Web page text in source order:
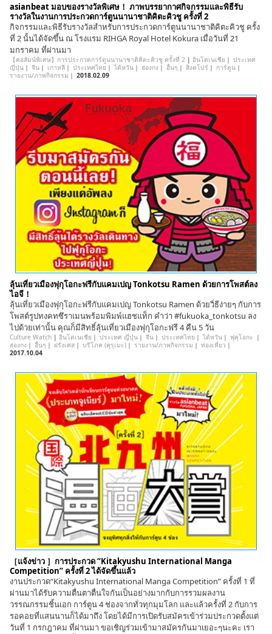
asianbeat มอบของรางวัลพิเศษ！ ภาพบรรยากาศกิจกรรมและพิธีรับ
รางวัลในงานการประกวดการ์ตูนนานาชาติคิตะคิวชู ครั้งที่ 2
กิจกรรมและพิธีรับรางวัลสำหรับการประกวดการ์ตูนนานาชาติคิตะคิวชู ครั้ง
ที่ 2 นั้นได้จัดขึ้น ณ โรงแรม RIHGA Royal Hotel Kokura เมื่อวันที่ 21
มกราคม ที่ผ่านมา
【คอลัมน์พิเศษ】การประกวดการ์ตูนนานาชาติคิตะคิวชู ครั้งที่ 2| อินโดเนเชีย ｜ ประเทศ
ญี่ปุ่น｜ จีน｜ เกาหลี｜ ประเทศไทย ｜ไต้หวัน｜ ฮ่องกง｜ อื่นๆ ｜ สิงคโปร์｜ การ์ตูน｜
รายงาน/ภาพกิจกรรม ｜ 2018.02.09
ลุ้นเที่ยวเมืองฟุกุโอกะฟรีกับแคมเปญ Tonkotsu Ramen ด้วยการโพสต์ลง
ไอจี！
ลุ้นเที่ยวเมืองฟุกุโอกะฟรีกับแคมเปญ Tonkotsu Ramen ด้วยวิํธีง่ายๆ กับการ
โพสต์รูปทงคทซึราเมนพร้อมพิมพ์แฮชแท็ก คำว่า #fukuoka_tonkotsu ลง
ไปด้วยเท่านั้น คุณก็มีสิทธิ์ลุ้นเที่ยวเมืองฟุกุโอกะฟรี 4 คืน 5 วัน
Culture Watch| อินโดเนเชีย ｜ ประเทศ ญี่ปุ่น｜ จีน｜ ประเทศไทย ｜ไต้หวัน｜ ฟุคุโอกะ ｜
ฮ่องกง｜ อื่นๆ ｜ ฝรั่งเศส｜ บริโภค (คุรุเมะ)｜ รายงาน/ภาพกิจกรรม ｜ ท่องเที่ยว ｜
2017.10.04
［แจ้งข่าว ］การประกวด “Kitakyushu International Manga
Competition” ครั้งที่ 2 ได้จัดขึ้นแล้ว
งานประกวด“Kitakyushu International Manga Competition” ครั้งที่ 1 ที่
ผ่านมาได้รับความตื่นตาตื่นใจกันเป็นอย่างมากกับการรวมผลงาน
วรรณกรรมชิ้นเอก การ์ตูน 4 ช่องจากทั่วทุกมุมโลก และแล้วครั้งที่ 2 กับการ
รอคอยที่แสนนานก็ได้มาถึง โดยได้มีการเปิดรับสมัครเข้าร่วมประกวดตั้งแต่
วันที่ 1 กรกฎาคม ที่ผ่านมา ขอเชิญร่วมเข้ามาสมัครกันมาเยอะๆนะคะ เรา